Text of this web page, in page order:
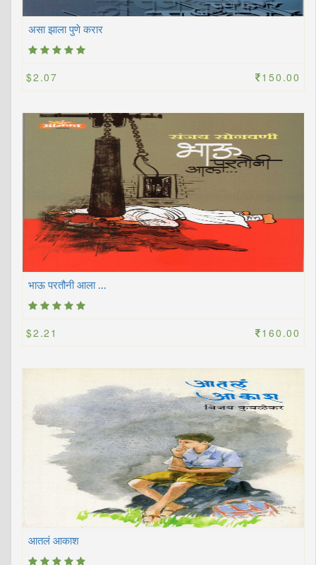
असा झाला पुणे करार
$2.07 150.00
भाऊ परतौनी आला ...
$2.21 160.00
आतलं आकाश